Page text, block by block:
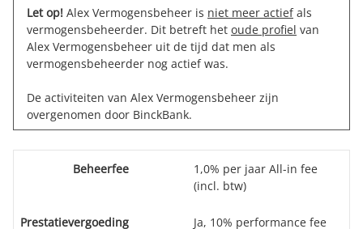
Let op! Alex Vermogensbeheer is niet meer actiefals
vermogensbeheerder. Dit betreft het oude profiel van
Alex Vermogensbeheer uit de tijd dat men als
vermogensbeheerder nog actief was.
De activiteiten van Alex Vermogensbeheer zijn
overgenomen door BinckBank.
Beheerfee
1,0% per jaar All-in fee
(incl. btw)
Prestatievergoeding
Ja, 10% performance fee